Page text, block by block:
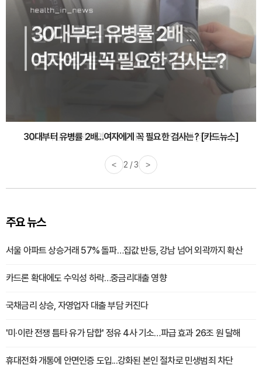
감기·독감 예방하고 면역력 높이는 4가지 영양제 [카드뉴스]
< 3 / 3 >
주요 뉴스
서울 아파트 상승거래 57% 돌파…집값 반등, 강남 넘어 외곽까지 확산
카드론 확대에도 수익성 하락…중금리대출 영향
국채금리 상승, 자영업자 대출 부담 커진다
'미·이란 전쟁 틈타 유가 담합' 정유 4사 기소…파급 효과 26조 원 달해
휴대전화 개통에 안면인증 도입...강화된 본인 절차로 민생범죄 차단